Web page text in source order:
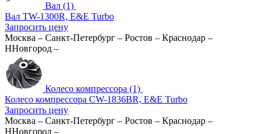
Вал (1)
Вал TW-1300R, E&E Turbo
Запросить цену
Москва – Санкт-Петербург – Ростов – Краснодар –
ННовгород –
Колесо компрессора (1)
Колесо компрессора CW-1836BR, E&E Turbo
Запросить цену
Москва – Санкт-Петербург – Ростов – Краснодар –
ННовгород –